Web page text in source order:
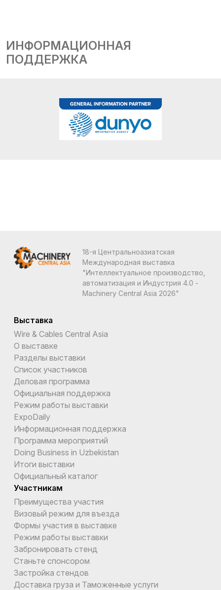
ИНФОРМАЦИОННАЯ
ПОДДЕРЖКА
18-я Центральноазиатская
Международная выставка
"Интеллектуальное производство,
автоматизация и Индустрия 4.0 -
Machinery Central Asia 2026"
Выставка
Wire & Cables Central Asia
О выставке
Разделы выставки
Список участников
Деловая программа
Официальная поддержка
Режим работы выставки
ExpoDaily
Информационная поддержка
Программа мероприятий
Doing Business in Uzbekistan
Итоги выставки
Официальный каталог
Участникам
Преимущества участия
Визовый режим для въезда
Формы участия в выставке
Режим работы выставки
Забронировать стенд
Станьте спонсором
Застройка стендов
Доставка груза и Таможенные услуги